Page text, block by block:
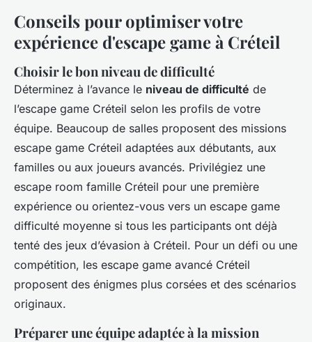
Conseils pour optimiser votre
expérience d'escape game à Créteil
Choisir le bon niveau de difficulté
Déterminez à l’avance le niveau de difficulté de
l’escape game Créteil selon les profils de votre
équipe. Beaucoup de salles proposent des missions
escape game Créteil adaptées aux débutants, aux
familles ou aux joueurs avancés. Privilégiez une
escape room famille Créteil pour une première
expérience ou orientez-vous vers un escape game
difficulté moyenne si tous les participants ont déjà
tenté des jeux d’évasion à Créteil. Pour un défi ou une
compétition, les escape game avancé Créteil
proposent des énigmes plus corsées et des scénarios
originaux.
Préparer une équipe adaptée à la mission